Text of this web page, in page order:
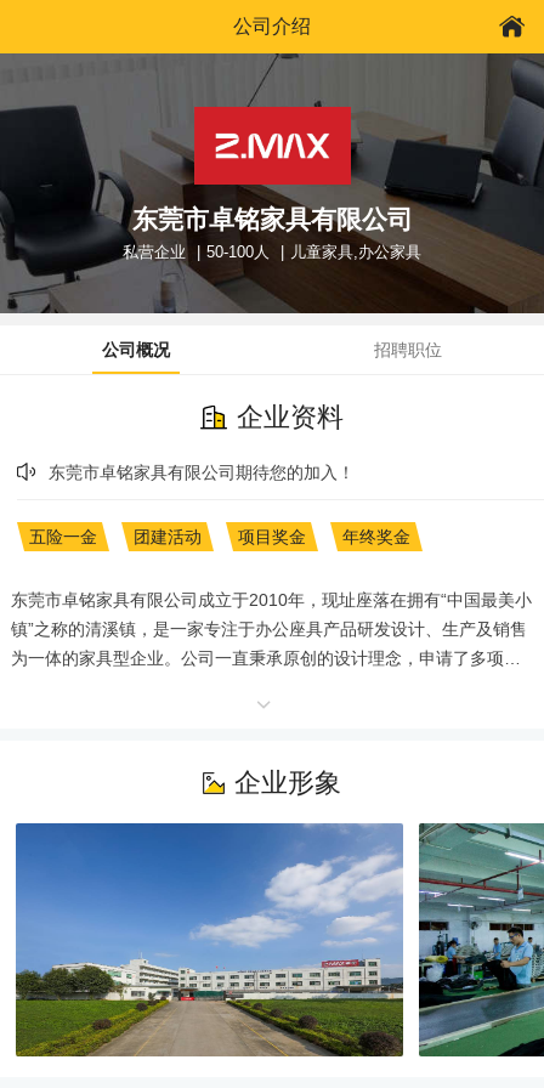
公司介绍
东莞市卓铭家具有限公司
私营企业 50-100人 儿童家具,办公家具
公司概况 招聘职位
企业资料
东莞市卓铭家具有限公司期待您的加入！
五险一金 团建活动 项目奖金 年终奖金
东莞市卓铭家具有限公司成立于2010年，现址座落在拥有“中国最美小
镇”之称的清溪镇，是一家专注于办公座具产品研发设计、生产及销售
为一体的家具型企业。公司一直秉承原创的设计理念，申请了多项行
企业形象